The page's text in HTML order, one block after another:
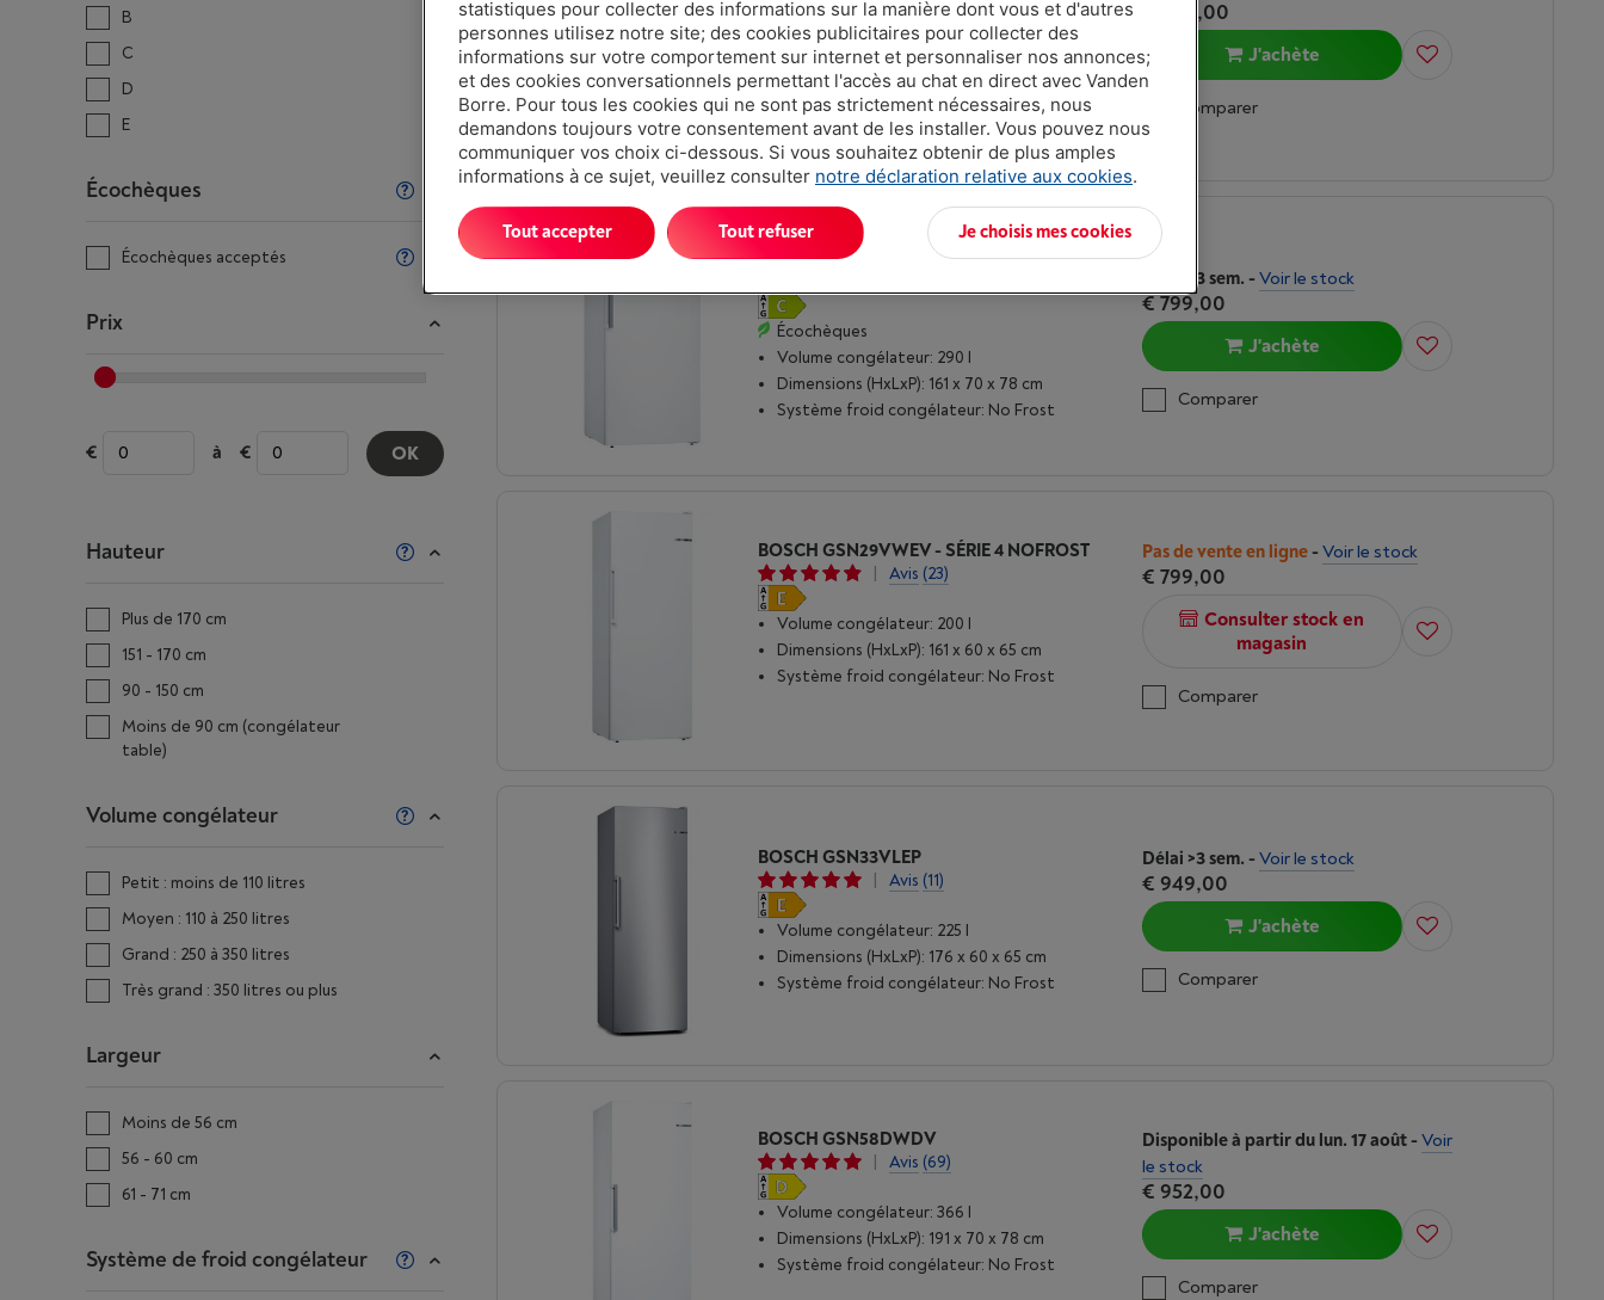
B
C
D
E
Écochèques
Écochèques acceptés
Prix
à OK
Hauteur
Plus de 170 cm
151 - 170 cm
90 - 150 cm
Moins de 90 cm (congélateur
table)
Volume congélateur
Petit : moins de 110 litres
Moyen : 110 à 250 litres
Grand : 250 à 350 litres
Très grand : 350 litres ou plus
Largeur
Moins de 56 cm
56 - 60 cm
61 - 71 cm
Système de froid congélateur
Écochèques
Volume congélateur: 366 l
Dimensions (HxLxP): 191 x 70 x 78 cm
Système froid congélateur: No Frost
€ 906,00
J'achète
Comparer
BOSCH GSN51AWCV
Écochèques
Volume congélateur: 290 l
Dimensions (HxLxP): 161 x 70 x 78 cm
Système froid congélateur: No Frost
Délai >3 sem. - Voir le stock
€ 799,00
J'achète
Comparer
BOSCH GSN29VWEV - SÉRIE 4 NOFROST
Avis (23)
Volume congélateur: 200 l
Dimensions (HxLxP): 161 x 60 x 65 cm
Système froid congélateur: No Frost
Pas de vente en ligne- Voir le stock
€ 799,00
Consulter stock en
magasin
Comparer
BOSCH GSN33VLEP
|
Avis (11)
Volume congélateur: 225 l
Dimensions (HxLxP): 176 x 60 x 65 cm
Système froid congélateur: No Frost
Délai >3 sem. - Voir le stock
€ 949,00
J'achète
Comparer
BOSCH GSN58DWDV
|
Avis (69)
Volume congélateur: 366 l
Dimensions (HxLxP): 191 x 70 x 78 cm
Système froid congélateur: No Frost
Disponible à partir du lun. 17 août- Voir
le stock
€ 952,00
J'achète
Comparer
statistiques pour collecter des informations sur la manière dont vous et d'autres
personnes utilisez notre site; des cookies publicitaires pour collecter des
informations sur votre comportement sur internet et personnaliser nos annonces;
et des cookies conversationnels permettant l'accès au chat en direct avec Vanden
Borre. Pour tous les cookies qui ne sont pas strictement nécessaires, nous
demandons toujours votre consentement avant de les installer. Vous pouvez nous
communiquer vos choix ci-dessous. Si vous souhaitez obtenir de plus amples
informations à ce sujet, veuillez consulter notre déclaration relative aux cookies.
Je choisis mes cookies
Tout refuser
Tout accepter